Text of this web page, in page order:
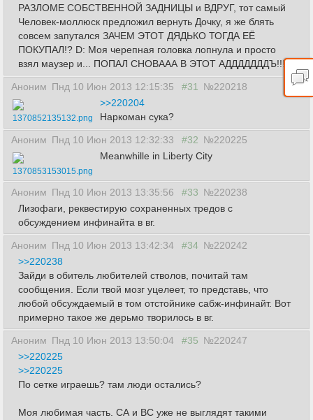
РАЗЛОМЕ СОБСТВЕННОЙ ЗАДНИЦЫ и ВДРУГ, тот самый
Человек-моллюск предложил вернуть Дочку, я же блять
совсем запутался ЗАЧЕМ ЭТОТ ДЯДЬКО ТОГДА ЕЁ
ПОКУПАЛ!? D: Моя черепная головка лопнула и просто
взял маузер и... ПОПАЛ СНОВААА В ЭТОТ АДДДДДДДЪ!!!
Аноним Пнд 10 Июн 2013 12:15:35 #31 №220218
1370852135132.png
>>220204
Наркоман сука?
Аноним Пнд 10 Июн 2013 12:32:33 #32 №220225
1370853153015.png
Meanwhille in Liberty City
Аноним Пнд 10 Июн 2013 13:35:56 #33 №220238
Лизофаги, реквестирую сохраненных тредов с
обсуждением инфинайта в вг.
Аноним Пнд 10 Июн 2013 13:42:34 #34 №220242
>>220238
Зайди в обитель любителей стволов, почитай там
сообщения. Если твой мозг уцелеет, то представь, что
любой обсуждаемый в том отстойнике сабж-инфинайт. Вот
примерно такое же дерьмо творилось в вг.
Аноним Пнд 10 Июн 2013 13:50:04 #35 №220247
>>220225
>>220225
По сетке играешь? там люди остались?
Моя любимая часть. СА и ВС уже не выглядят такими